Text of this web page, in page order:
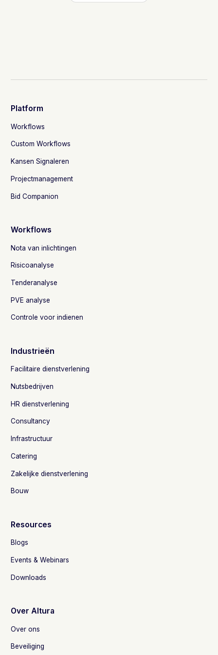
Platform
Workflows
Custom Workflows
Kansen Signaleren
Projectmanagement
Bid Companion
Workflows
Nota van inlichtingen
Risicoanalyse
Tenderanalyse
PVE analyse
Controle voor indienen
Industrieën
Facilitaire dienstverlening
Nutsbedrijven
HR dienstverlening
Consultancy
Infrastructuur
Catering
Zakelijke dienstverlening
Bouw
Resources
Blogs
Events & Webinars
Downloads
Over Altura
Over ons
Beveiliging